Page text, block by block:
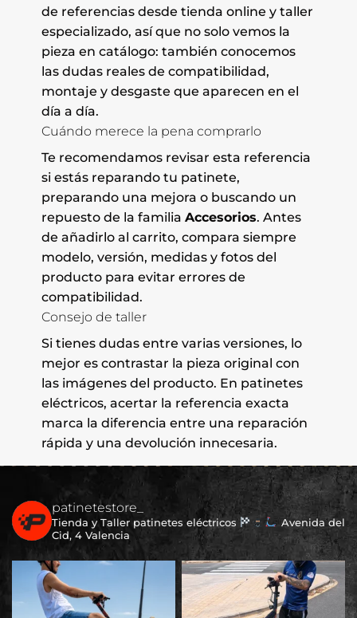
de referencias desde tienda online y taller
especializado, así que no solo vemos la
pieza en catálogo: también conocemos
las dudas reales de compatibilidad,
montaje y desgaste que aparecen en el
día a día.
Cuándo merece la pena comprarlo
Te recomendamos revisar esta referencia
si estás reparando tu patinete,
preparando una mejora o buscando un
repuesto de la familia Accesorios. Antes
de añadirlo al carrito, compara siempre
modelo, versión, medidas y fotos del
producto para evitar errores de
compatibilidad.
Consejo de taller
Si tienes dudas entre varias versiones, lo
mejor es contrastar la pieza original con
las imágenes del producto. En patinetes
eléctricos, acertar la referencia exacta
marca la diferencia entre una reparación
rápida y una devolución innecesaria.
patinetestore_
Tienda y Taller patinetes eléctricos
Avenida del
Cid, 4 Valencia